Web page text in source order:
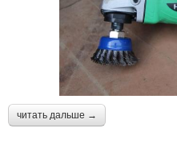
читать дальше →